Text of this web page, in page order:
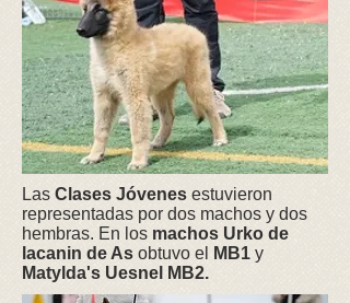
Las Clases Jóvenes estuvieron
representadas por dos machos y dos
hembras. En los machos Urko de
lacanin de As obtuvo el MB1 y
Matylda's Uesnel MB2.